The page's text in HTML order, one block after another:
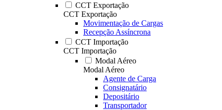
CCT Exportação
CCT Exportação
Movimentação de Cargas
Recepção Assíncrona
CCT Importação
CCT Importação
Modal Aéreo
Modal Aéreo
Agente de Carga
Consignatário
Depositário
Transportador